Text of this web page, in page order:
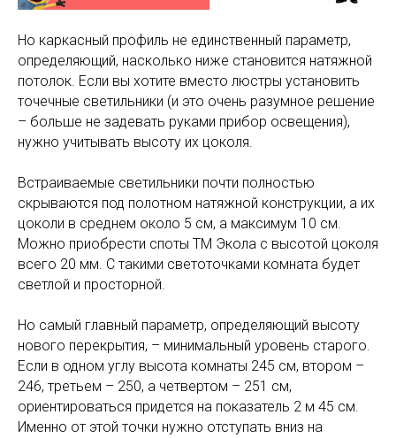
Но каркасный профиль не единственный параметр,
определяющий, насколько ниже становится натяжной
потолок. Если вы хотите вместо люстры установить
точечные светильники (и это очень разумное решение
– больше не задевать руками прибор освещения),
нужно учитывать высоту их цоколя.
Встраиваемые светильники почти полностью
скрываются под полотном натяжной конструкции, а их
цоколи в среднем около 5 см, а максимум 10 см.
Можно приобрести споты ТМ Экола с высотой цоколя
всего 20 мм. С такими светоточками комната будет
светлой и просторной.
Но самый главный параметр, определяющий высоту
нового перекрытия, – минимальный уровень старого.
Если в одном углу высота комнаты 245 см, втором –
246, третьем – 250, а четвертом – 251 см,
ориентироваться придется на показатель 2 м 45 см.
Именно от этой точки нужно отступать вниз на